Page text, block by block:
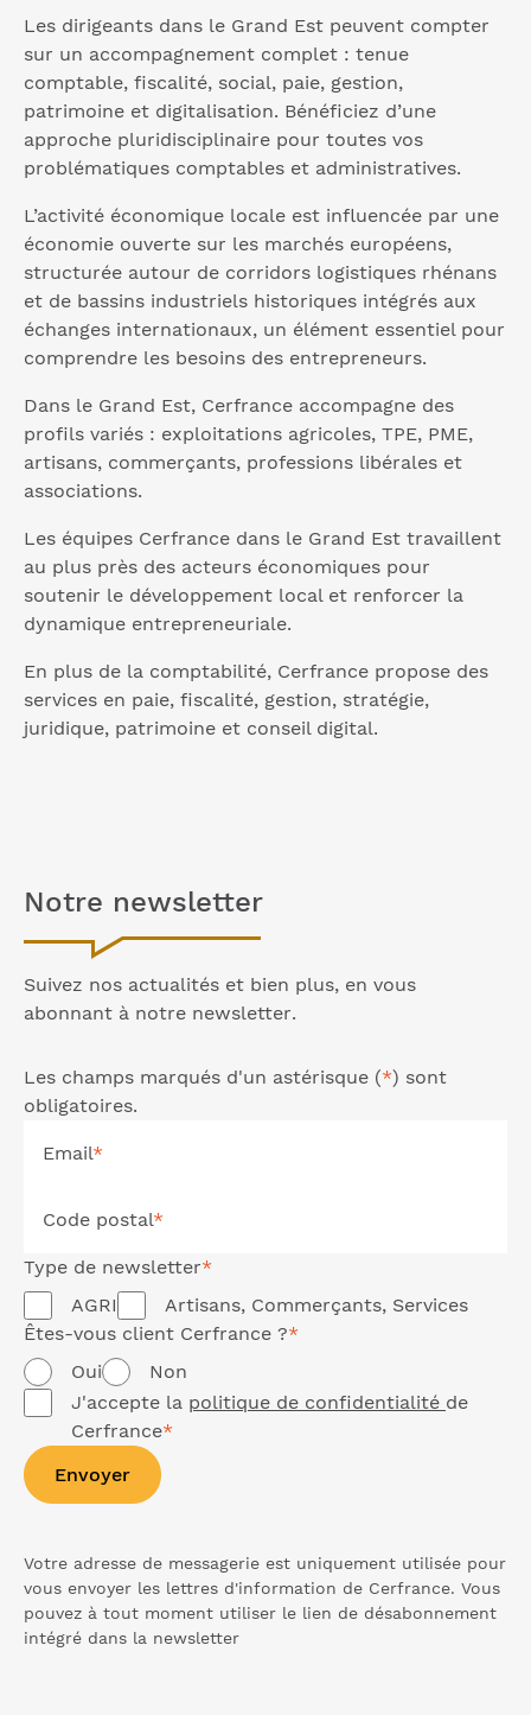
Les dirigeants dans le Grand Est peuvent compter
sur un accompagnement complet : tenue
comptable, fiscalité, social, paie, gestion,
patrimoine et digitalisation. Bénéficiez d’une
approche pluridisciplinaire pour toutes vos
problématiques comptables et administratives.
L’activité économique locale est influencée par une
économie ouverte sur les marchés européens,
structurée autour de corridors logistiques rhénans
et de bassins industriels historiques intégrés aux
échanges internationaux, un élément essentiel pour
comprendre les besoins des entrepreneurs.
Dans le Grand Est, Cerfrance accompagne des
profils variés : exploitations agricoles, TPE, PME,
artisans, commerçants, professions libérales et
associations.
Les équipes Cerfrance dans le Grand Est travaillent
au plus près des acteurs économiques pour
soutenir le développement local et renforcer la
dynamique entrepreneuriale.
En plus de la comptabilité, Cerfrance propose des
services en paie, fiscalité, gestion, stratégie,
juridique, patrimoine et conseil digital.
Notre newsletter
Suivez nos actualités et bien plus, en vous
abonnant à notre newsletter.
Les champs marqués d'un astérisque (*) sont
obligatoires.
Email*
Code postal*
Type de newsletter*
AGRI
Artisans, Commerçants, Services
Êtes-vous client Cerfrance ?*
Oui
Non
J'accepte la politique de confidentialité de
Cerfrance*
Envoyer
Votre adresse de messagerie est uniquement utilisée pour
vous envoyer les lettres d'information de Cerfrance. Vous
pouvez à tout moment utiliser le lien de désabonnement
intégré dans la newsletter